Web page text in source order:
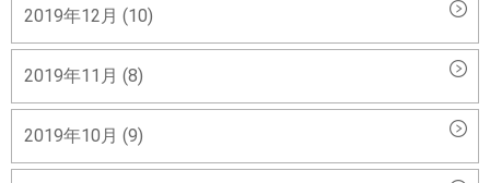
2019年12月 (10)
2019年11月 (8)
2019年10月 (9)